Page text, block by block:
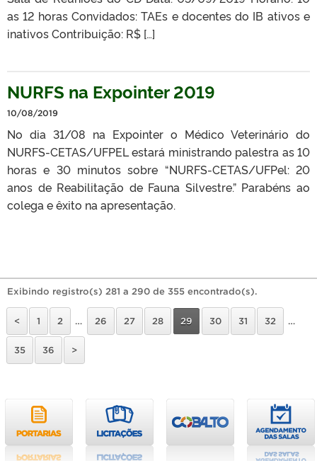
as 12 horas Convidados: TAEs e docentes do IB ativos e
inativos Contribuição: R$ […]
NURFS na Expointer 2019
10/08/2019
No dia 31/08 na Expointer o Médico Veterinário do
NURFS-CETAS/UFPEL estará ministrando palestra as 10
horas e 30 minutos sobre “NURFS-CETAS/UFPel: 20
anos de Reabilitação de Fauna Silvestre.” Parabéns ao
colega e êxito na apresentação.
Exibindo registro(s) 281 a 290 de 355 encontrado(s).
< 1 2 … 26 27 28 29 30 31 32 …
35 36 >